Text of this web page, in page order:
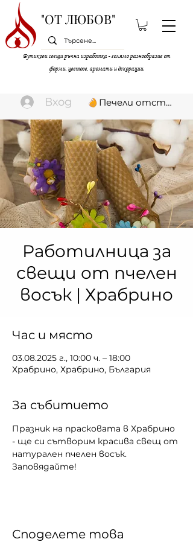
"ОТ ЛЮБОВ"
Бутикови свещи ръчна изработка - голямо разнообразие от
форми, цветове, аромати и декорации.
Вход Печели отстъпки
Работилница за
свещи от пчелен
восък | Храбрино
Час и място
03.08.2025 г., 10:00 ч. – 18:00
Храбрино, Храбрино, България
За събитието
Празник на прасковата в Храбрино
- ще си сътворим красива свещ от
натурален пчелен восък.
Заповядайте!
Споделете това